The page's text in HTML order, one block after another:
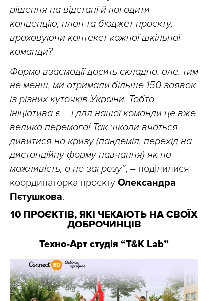
рішення на відстані й погодити
концепцію, план та бюджет проєкту,
враховуючи контекст кожної шкільної
команди?
Форма взаємодії досить складна, але, тим
не менш, ми отримали більше 150 заявок
із різних куточків України. Тобто
ініціатива є – і для нашої команди це вже
велика перемога! Так школи вчаться
дивитися на кризу (пандемія, перехід на
дистанційну форму навчання) як на
можливість, а не загрозу”, – поділилися
координаторка проєкту Олександра
Пєтушкова.
10 ПРОЄКТІВ, ЯКІ ЧЕКАЮТЬ НА СВОЇХ
ДОБРОЧИНЦІВ
Техно-Арт студія “T&K Lab”